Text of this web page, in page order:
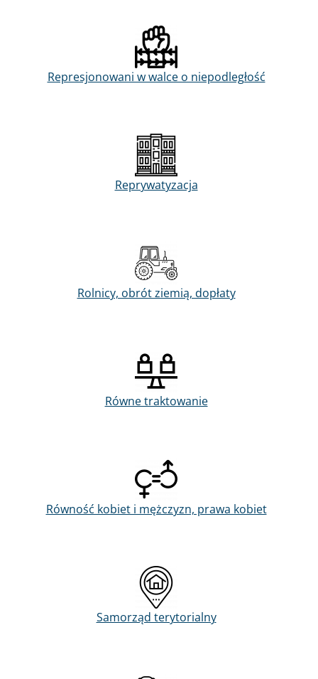
Represjonowani w walce o niepodległość
Reprywatyzacja
Rolnicy, obrót ziemią, dopłaty
Równe traktowanie
Równość kobiet i mężczyzn, prawa kobiet
Samorząd terytorialny